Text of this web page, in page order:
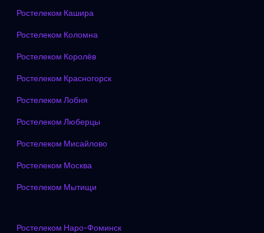
Ростелеком Кашира
Ростелеком Коломна
Ростелеком Королёв
Ростелеком Красногорск
Ростелеком Лобня
Ростелеком Люберцы
Ростелеком Мисайлово
Ростелеком Москва
Ростелеком Мытищи
Ростелеком Наро-Фоминск